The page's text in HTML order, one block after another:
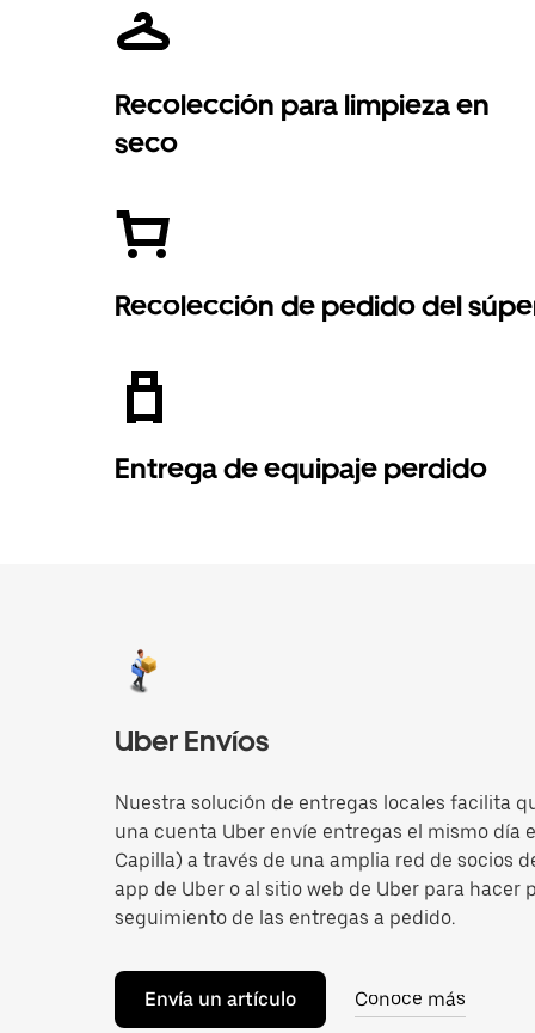
Recolección para limpieza en
seco
Recolección de pedido del
Entrega de equipaje perdido
Uber Envíos
Nuestra solución de entregas locales facilita
una cuenta Uber envíe entregas el mismo día
Capilla) a través de una amplia red de socios
app de Uber o al sitio web de Uber para hacer
seguimiento de las entregas a pedido.
Envía un artículo Conoce más